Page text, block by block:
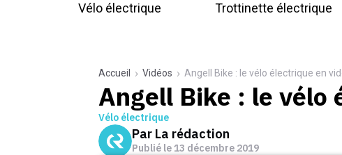
Vélo électrique Trottinette électrique
Accueil Vidéos Angell Bike : le vélo électrique en
Angell Bike : le vélo
Vélo électrique
Par La rédaction
Publié le13 décembre 2019